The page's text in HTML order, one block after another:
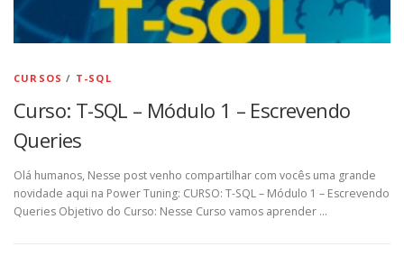
CURSOS / T-SQL
Curso: T-SQL – Módulo 1 – Escrevendo
Queries
Olá humanos, Nesse post venho compartilhar com vocês uma grande
novidade aqui na Power Tuning: CURSO: T-SQL – Módulo 1 – Escrevendo
Queries Objetivo do Curso: Nesse Curso vamos aprender …